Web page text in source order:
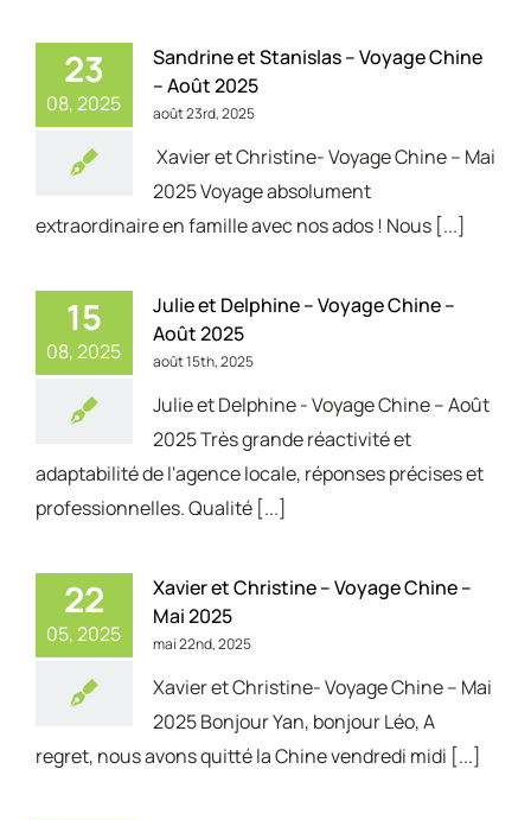
23
08, 2025
Sandrine et Stanislas – Voyage Chine
– Août 2025
août 23rd, 2025
Xavier et Christine- Voyage Chine – Mai
2025 Voyage absolument
extraordinaire en famille avec nos ados ! Nous [...]
15
08, 2025
Julie et Delphine – Voyage Chine –
Août 2025
août 15th, 2025
Julie et Delphine - Voyage Chine – Août
2025 Très grande réactivité et
adaptabilité de l'agence locale, réponses précises et
professionnelles. Qualité [...]
22
05, 2025
Xavier et Christine – Voyage Chine –
Mai 2025
mai 22nd, 2025
Xavier et Christine- Voyage Chine – Mai
2025 Bonjour Yan, bonjour Léo, A
regret, nous avons quitté la Chine vendredi midi [...]